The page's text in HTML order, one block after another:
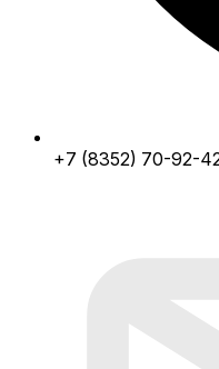
+7 (8352) 70-92-